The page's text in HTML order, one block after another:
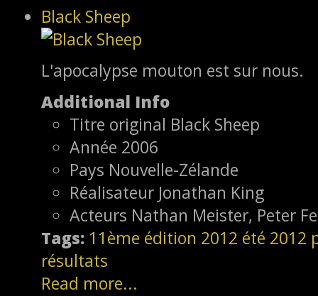
Black Sheep
L'apocalypse mouton est sur nous.
Additional Info
Titre original Black Sheep
Année 2006
Pays Nouvelle-Zélande
Réalisateur Jonathan King
Acteurs Nathan Meister, Peter
Tags: 11ème édition 2012 été 2012
résultats
Read more...